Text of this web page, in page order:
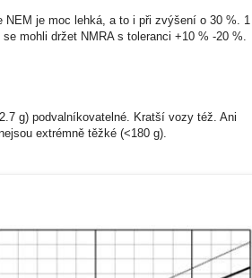
NEM je moc lehká, a to i při zvýšení o 30 %. 1
mohli držet NMRA s toleranci +10 % -20 %.
g) podvalníkovatelné. Kratší vozy též. Ani
extrémně těžké (<180 g).